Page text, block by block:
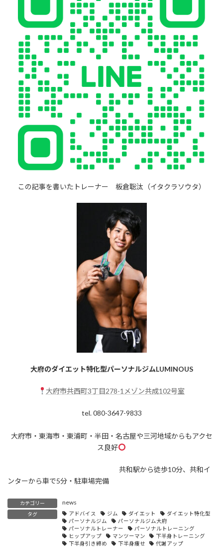
この記事を書いたトレーナー 板倉聡汰（イタクラソウタ）
大府のダイエット特化型パーソナルジムLUMINOUS
大府市共西町3丁目278-1メゾン共成102号室
tel. 080-3647-9833
大府市・東海市・東浦町・半田・名古屋や三河地域からもアクセ
ス良好
共和駅から徒歩10分、共和イ
ンターから車で5分・駐車場完備
カテゴリー news
タグ アドバイス ジム ダイエット
ダイエット特化型
パーソナルジム
パーソナルジム大府
パーソナルトレーナー
パーソナルトレーニング
ヒップアップ
マンツーマン
下半身トレーニング
下半身引き締め
下半身痩せ
代謝アップ